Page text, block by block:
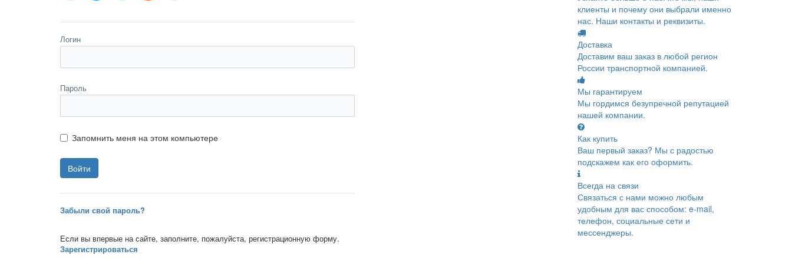
Логин
Пароль
Запомнить меня на этом компьютере
Забыли свой пароль?
Если вы впервые на сайте, заполните, пожалуйста, регистрационную форму.
Зарегистрироваться
клиенты и почему они выбрали именно
нас. Наши контакты и реквизиты.
Доставка
Доставим ваш заказ в любой регион
России транспортной компанией.
Мы гарантируем
Мы гордимся безупречной репутацией
нашей компании.
Как купить
Ваш первый заказ? Мы с радостью
подскажем как его оформить.
Всегда на связи
Связаться с нами можно любым
удобным для вас способом: e-mail,
телефон, социальные сети и
мессенджеры.